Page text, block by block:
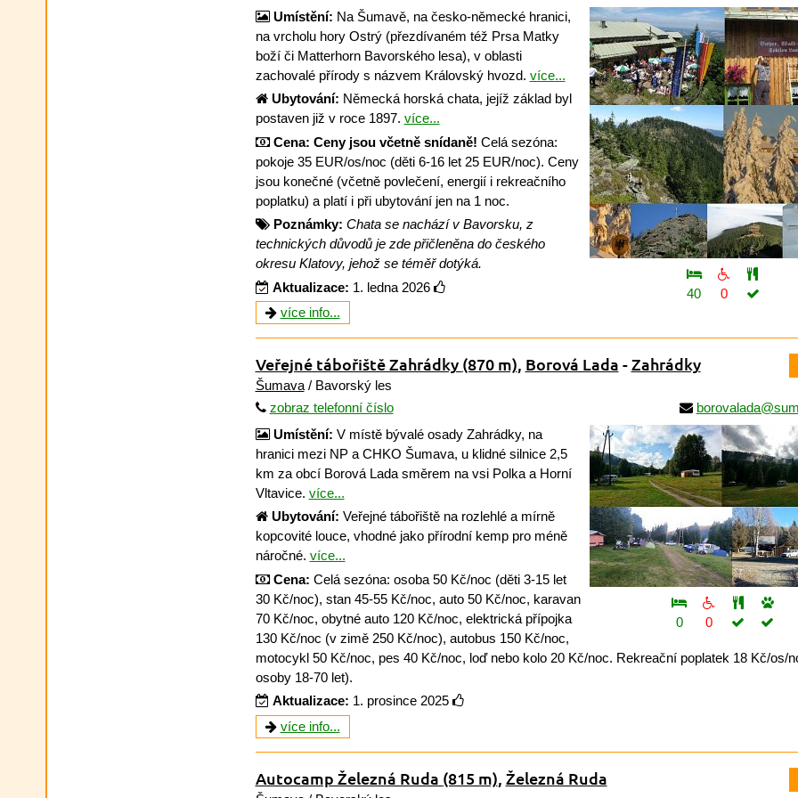
40 0
Umístění: Na Šumavě, na česko-německé hranici,
na vrcholu hory Ostrý (přezdívaném též Prsa Matky
boží či Matterhorn Bavorského lesa), v oblasti
zachovalé přírody s názvem Královský hvozd. více...
Ubytování: Německá horská chata, jejíž základ byl
postaven již v roce 1897. více...
Cena: Ceny jsou včetně snídaně! Celá sezóna:
pokoje 35 EUR/os/noc (děti 6-16 let 25 EUR/noc). Ceny
jsou konečné (včetně povlečení, energií i rekreačního
poplatku) a platí i při ubytování jen na 1 noc.
Poznámky: Chata se nachází v Bavorsku, z
technických důvodů je zde přičleněna do českého
okresu Klatovy, jehož se téměř dotýká.
Aktualizace: 1. ledna 2026
více info...
Veřejné tábořiště Zahrádky (870 m), Borová Lada -Zahrádky
Šumava/ Bavorský les
zobraz telefonní číslo
0 0
Umístění: V místě bývalé osady Zahrádky, na
hranici mezi NP a CHKO Šumava, u klidné silnice 2,5
km za obcí Borová Lada směrem na vsi Polka a Horní
Vltavice. více...
Ubytování: Veřejné tábořiště na rozlehlé a mírně
kopcovité louce, vhodné jako přírodní kemp pro méně
náročné. více...
Cena: Celá sezóna: osoba 50 Kč/noc (děti 3-15 let
30 Kč/noc), stan 45-55 Kč/noc, auto 50 Kč/noc, karavan
70 Kč/noc, obytné auto 120 Kč/noc, elektrická přípojka
130 Kč/noc (v zimě 250 Kč/noc), autobus 150 Kč/noc,
motocykl 50 Kč/noc, pes 40 Kč/noc, loď nebo kolo 20 Kč/noc. Rekreační poplatek 18 Kč/os/
osoby 18-70 let).
Aktualizace: 1. prosince 2025
více info...
Autocamp Železná Ruda (815 m) Železná Ruda